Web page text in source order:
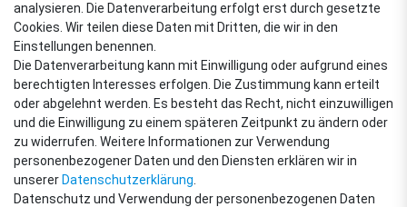
VERSANDARTEN
ZAHLUNGSARTEN
analysieren. Die Datenverarbeitung erfolgt erst durch gesetzte
Cookies. Wir teilen diese Daten mit Dritten, die wir in den
Einstellungen benennen.
Die Datenverarbeitung kann mit Einwilligung oder aufgrund eines
berechtigten Interesses erfolgen. Die Zustimmung kann erteilt
oder abgelehnt werden. Es besteht das Recht, nicht einzuwilligen
und die Einwilligung zu einem späteren Zeitpunkt zu ändern oder
zu widerrufen. Weitere Informationen zur Verwendung
personenbezogener Daten und den Diensten erklären wir in
unserer Daten­schutz­erklärung
Datenschutz und Verwendung der personenbezogenen Daten